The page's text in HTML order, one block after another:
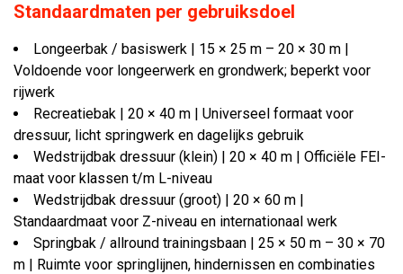
Standaardmaten per gebruiksdoel
Longeerbak / basiswerk | 15 × 25 m – 20 × 30 m |
Voldoende voor longeerwerk en grondwerk; beperkt voor
rijwerk
Recreatiebak | 20 × 40 m | Universeel formaat voor
dressuur, licht springwerk en dagelijks gebruik
Wedstrijdbak dressuur (klein) | 20 × 40 m | Officiële FEI-
maat voor klassen t/m L-niveau
Wedstrijdbak dressuur (groot) | 20 × 60 m |
Standaardmaat voor Z-niveau en internationaal werk
Springbak / allround trainingsbaan | 25 × 50 m – 30 × 70
m | Ruimte voor springlijnen, hindernissen en combinaties